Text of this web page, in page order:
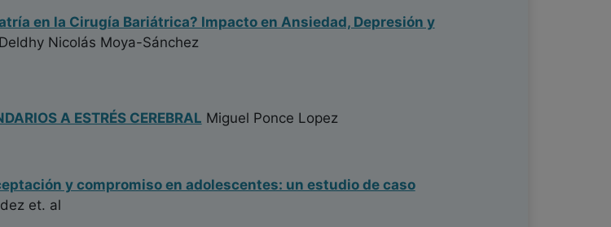
en la Cirugía Bariátrica? Impacto en Ansiedad, Depresión y
Nicolás Moya-Sánchez
A ESTRÉS CEREBRAL Miguel Ponce Lopez
y compromiso en adolescentes: un estudio de caso
et. al